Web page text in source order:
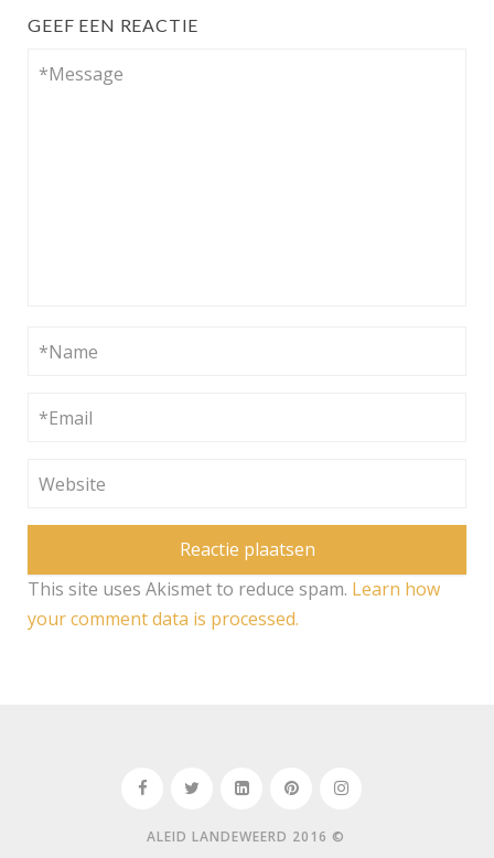
GEEF EEN REACTIE
This site uses Akismet to reduce spam. Learn how
your comment data is processed.
ALEID LANDEWEERD 2016 ©